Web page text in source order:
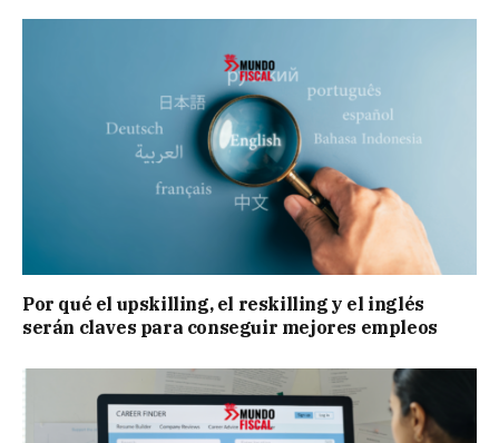
Por qué el upskilling, el reskilling y el inglés
serán claves para conseguir mejores empleos